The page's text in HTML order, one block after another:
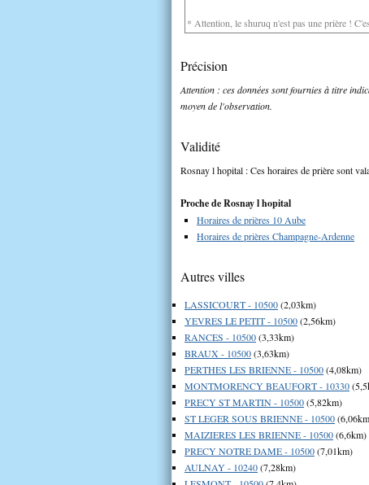
* Attention, le shuruq n'est pas une prière !
Précision
Attention : ces données sont fournies à titre
moyen de l'observation.
Validité
Rosnay l hopital : Ces horaires de prière sont
Proche de Rosnay l hopital
Horaires de prières 10 Aube
Horaires de prières Champagne-Ardenne
Autres villes
LASSICOURT - 10500(2,03km)
YEVRES LE PETIT - 10500(2,56km)
RANCES - 10500(3,33km)
BRAUX - 10500(3,63km)
PERTHES LES BRIENNE - 10500(4,08km)
MONTMORENCY BEAUFORT - 10330
PRECY ST MARTIN - 10500(5,82km)
ST LEGER SOUS BRIENNE - 10500
MAIZIERES LES BRIENNE - 10500(6,6km)
PRECY NOTRE DAME - 10500(7,01km)
AULNAY - 10240(7,28km)